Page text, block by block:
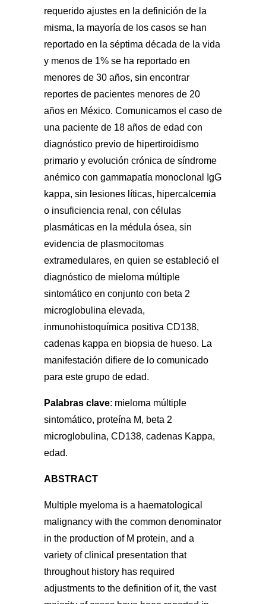
requerido ajustes en la definición de la
misma, la mayoría de los casos se han
reportado en la séptima década de la vida
y menos de 1% se ha reportado en
menores de 30 años, sin encontrar
reportes de pacientes menores de 20
años en México. Comunicamos el caso de
una paciente de 18 años de edad con
diagnóstico previo de hipertiroidismo
primario y evolución crónica de síndrome
anémico con gammapatía monoclonal IgG
kappa, sin lesiones líticas, hipercalcemia
o insuficiencia renal, con células
plasmáticas en la médula ósea, sin
evidencia de plasmocitomas
extramedulares, en quien se estableció el
diagnóstico de mieloma múltiple
sintomático en conjunto con beta 2
microglobulina elevada,
inmunohistoquímica positiva CD138,
cadenas kappa en biopsia de hueso. La
manifestación difiere de lo comunicado
para este grupo de edad.
Palabras clave: mieloma múltiple
sintomático, proteína M, beta 2
microglobulina, CD138, cadenas Kappa,
edad.
ABSTRACT
Multiple myeloma is a haematological
malignancy with the common denominator
in the production of M protein, and a
variety of clinical presentation that
throughout history has required
adjustments to the definition of it, the vast